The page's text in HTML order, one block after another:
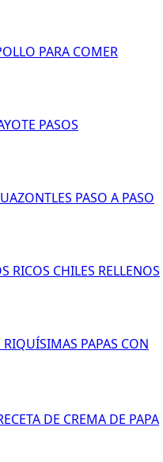
PARA COMER
PASOS
PASO A PASO
RICOS CHILES RELLENOS
RIQUÍSIMAS PAPAS CON
DE CREMA DE PAPA